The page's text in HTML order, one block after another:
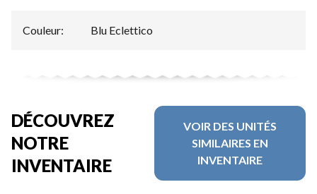
Couleur: Blu Eclettico
DÉCOUVREZ
NOTRE
INVENTAIRE
VOIR DES UNITÉS
SIMILAIRES EN
INVENTAIRE